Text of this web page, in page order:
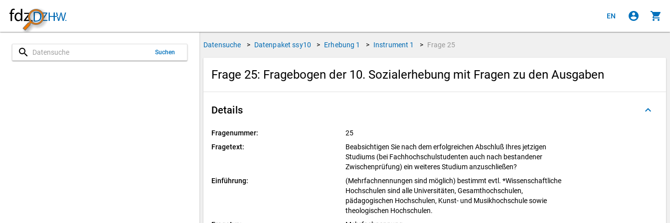
EN account_circle shopping_cart
search Suchen
Datensuche > Datenpaket ssy10 > Erhebung 1 > Instrument 1 > Frage 25
Frage 25: Fragebogen der 10. Sozialerhebung mit Fragen zu den Ausgaben
Details keyboard_arrow_up
Fragenummer:
25
Fragetext:
Beabsichtigen Sie nach dem erfolgreichen Abschluß Ihres jetzigen
Studiums (bei Fachhochschulstudenten auch nach bestandener
Zwischenprüfung) ein weiteres Studium anzuschließen?
Einführung:
(Mehrfachnennungen sind möglich) bestimmt evtl. *Wissenschaftliche
Hochschulen sind alle Universitäten, Gesamthochschulen,
pädagogischen Hochschulen, Kunst- und Musikhochschule sowie
theologischen Hochschulen.